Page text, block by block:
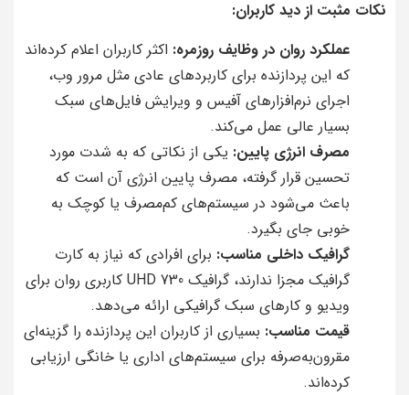
نکات مثبت از دید کاربران:
عملکرد روان در وظایف روزمره: اکثر کاربران اعلام کرده‌اند
که این پردازنده برای کاربردهای عادی مثل مرور وب،
اجرای نرم‌افزارهای آفیس و ویرایش فایل‌های سبک
بسیار عالی عمل می‌کند.
مصرف انرژی پایین: یکی از نکاتی که به شدت مورد
تحسین قرار گرفته، مصرف پایین انرژی آن است که
باعث می‌شود در سیستم‌های کم‌مصرف یا کوچک به
خوبی جای بگیرد.
گرافیک داخلی مناسب: برای افرادی که نیاز به کارت
گرافیک مجزا ندارند، گرافیک UHD 730 کاربری روان برای
ویدیو و کارهای سبک گرافیکی ارائه می‌دهد.
قیمت مناسب: بسیاری از کاربران این پردازنده را گزینه‌ای
مقرون‌به‌صرفه برای سیستم‌های اداری یا خانگی ارزیابی
کرده‌اند.